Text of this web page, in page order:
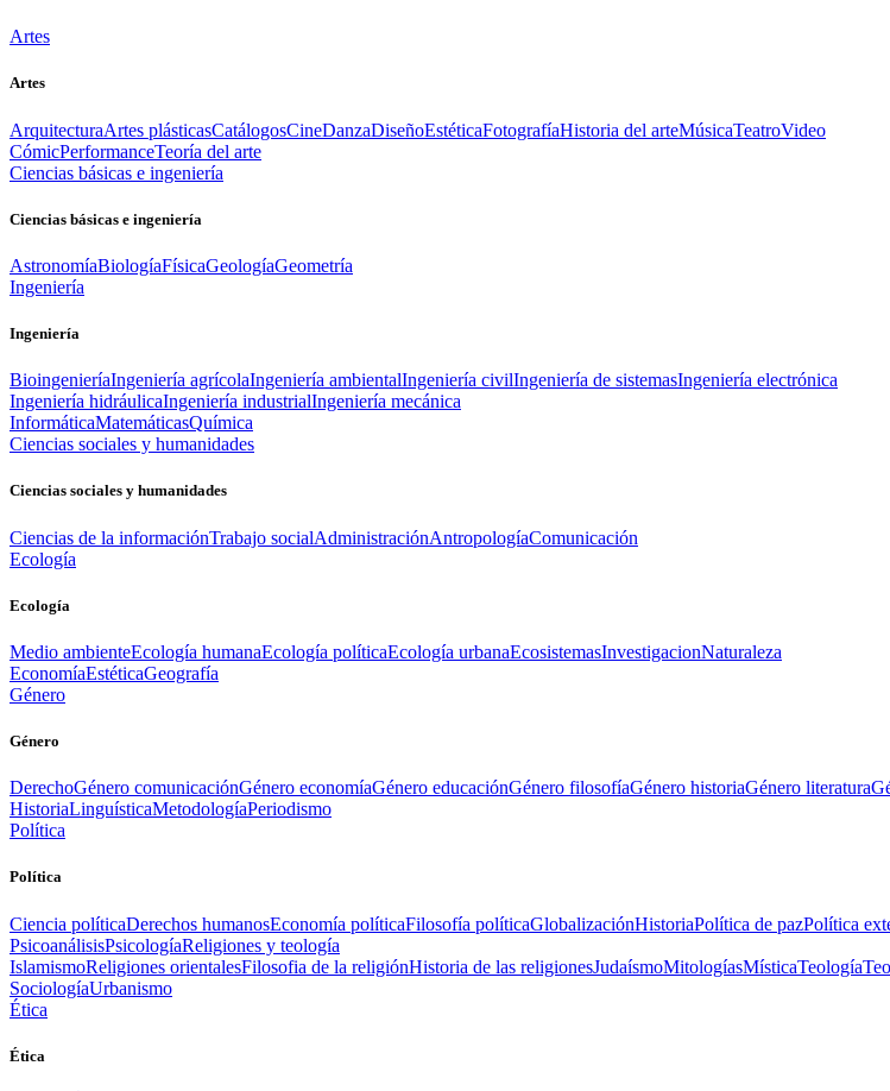
Artes
Artes
ArquitecturaArtes plásticasCatálogosCineDanzaDiseñoEstéticaFotografíaHistoria del arteMúsicaTeatroVideo
CómicPerformanceTeoría del arte
Ciencias básicas e ingeniería
Ciencias básicas e ingeniería
AstronomíaBiologíaFísicaGeologíaGeometría
Ingeniería
Ingeniería
BioingenieríaIngeniería agrícolaIngeniería ambientalIngeniería civilIngeniería de sistemasIngeniería electrónica
Ingeniería hidráulicaIngeniería industrialIngeniería mecánica
InformáticaMatemáticasQuímica
Ciencias sociales y humanidades
Ciencias sociales y humanidades
Ciencias de la informaciónTrabajo socialAdministraciónAntropologíaComunicación
Ecología
Ecología
Medio ambienteEcología humanaEcología políticaEcología urbanaEcosistemasInvestigacionNaturaleza
EconomíaEstéticaGeografía
Género
Género
DerechoGénero comunicaciónGénero economíaGénero educaciónGénero filosofíaGénero historiaGénero literatura
HistoriaLinguísticaMetodologíaPeriodismo
Política
Política
Ciencia políticaDerechos humanosEconomía políticaFilosofía políticaGlobalizaciónHistoriaPolítica de pazPolítica
PsicoanálisisPsicologíaReligiones y teología
IslamismoReligiones orientalesFilosofia de la religiónHistoria de las religionesJudaísmoMitologíasMísticaTeología
SociologíaUrbanismo
Ética
Ética